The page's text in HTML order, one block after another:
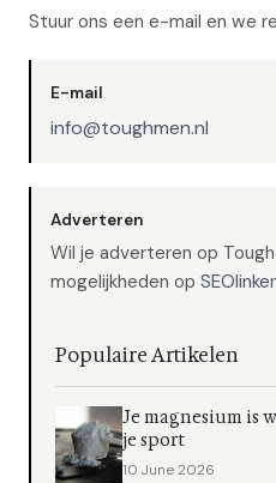
Stuur ons een e-mail en we
E-mail
info@toughmen.nl
Adverteren
Wil je adverteren op
mogelijkheden op
Populaire Artikelen
Je magnesium is
je sport
10 June 2026